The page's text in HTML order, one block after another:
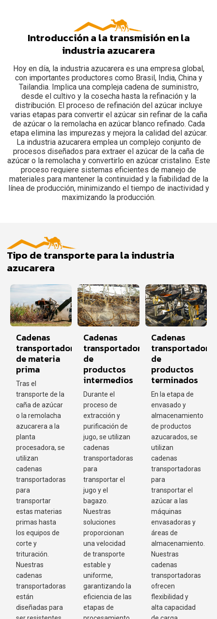
Introducción a la transmisión en la
industria azucarera
Hoy en día, la industria azucarera es una empresa global,
con importantes productores como Brasil, India, China y
Tailandia. Implica una compleja cadena de suministro,
desde el cultivo y la cosecha hasta la refinación y la
distribución. El proceso de refinación del azúcar incluye
varias etapas para convertir el azúcar sin refinar de la caña
de azúcar o la remolacha en azúcar blanco refinado. Cada
etapa elimina las impurezas y mejora la calidad del azúcar.
La industria azucarera emplea un complejo conjunto de
procesos diseñados para extraer el azúcar de la caña de
azúcar o la remolacha y convertirlo en azúcar cristalino. Este
proceso requiere sistemas eficientes de manejo de
materiales para mantener la continuidad y la fiabilidad de la
línea de producción, minimizando el tiempo de inactividad y
maximizando la producción.
Tipo de transporte para la industria
azucarera
Cadenas
transportadoras
de materia
prima
Tras el
transporte de la
caña de azúcar
o la remolacha
azucarera a la
planta
procesadora, se
utilizan
cadenas
transportadoras
para
transportar
estas materias
primas hasta
los equipos de
corte y
trituración.
Nuestras
cadenas
transportadoras
están
diseñadas para
Cadenas
transportadoras
de
productos
intermedios
Durante el
proceso de
extracción y
purificación de
jugo, se utilizan
cadenas
transportadoras
para
transportar el
jugo y el
bagazo.
Nuestras
soluciones
proporcionan
una velocidad
de transporte
estable y
uniforme,
garantizando la
eficiencia de las
etapas de
Cadenas
de
productos
terminados
En la etapa de
envasado y
almacenamiento
de productos
azucarados, se
utilizan
cadenas
transportadoras
para
transportar el
azúcar a las
máquinas
envasadoras y
áreas de
almacenamiento.
Nuestras
cadenas
transportadoras
ofrecen
flexibilidad y
alta capacidad